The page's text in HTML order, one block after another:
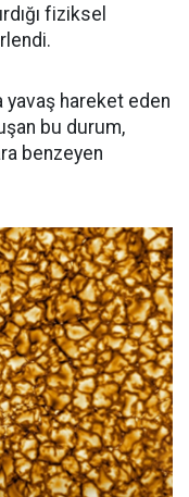
fiziksel
yavaş hareket eden
bu durum,
benzeyen